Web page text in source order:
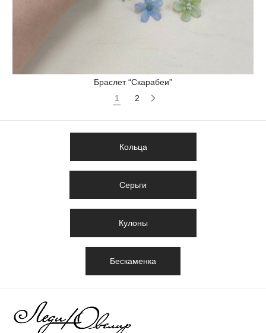
Браслет “Скарабеи”
1
2
Кольца
Серьги
Кулоны
Бескаменка